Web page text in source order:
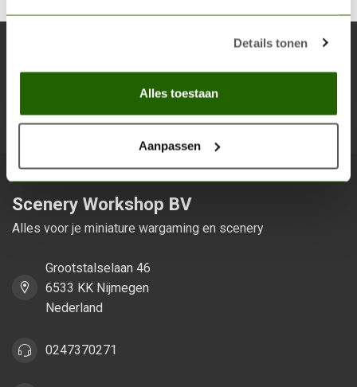
Details tonen
Alles toestaan
Aanpassen
Blijf op de hoogte over onze laatste acties
Scenery Workshop BV
Alles voor je miniature wargaming en scenery
Grootstalselaan 46
6533 KK Nijmegen
Nederland
0247370271